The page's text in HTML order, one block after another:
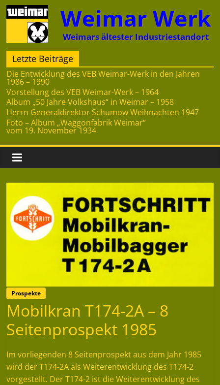
Zum
Inhalt
springen
Weimar Werk
Weimars ältester Industriestandort
Letzte Beiträge
Die Entwicklung des VEB Weimar-Werk in den Jahren
1986 – 1990
Vorstellung des VEB Weimar-Werk – 1964
Album „50 Jahre Volkshaus“ in Weimar – 1958
Herrn Generaldirektor Schumow Weihnachten 1947
Foto – Album „Waggonfabrik Weimar“
vom 19. November 1934
Prospekte
Mobilkran T174-2A – 8
Seitenprospekt 1985
Im vorliegenden 8 Seitenprospekt aus dem Jahr 1985
wird der T174-2A als Weiterentwicklung des T174-2
vorgestellt. Der T174-2 ist die Weiterentwicklung des